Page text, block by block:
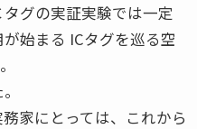
タグの実証実験では一定
始まる ICタグを巡る空
家にとっては、これから